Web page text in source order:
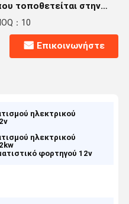
τοποθετείται στην
：10
Επικοινωνήστε
ηλεκτρικού
ηλεκτρικού
φορτηγού 12v